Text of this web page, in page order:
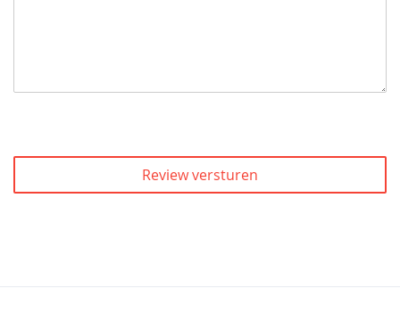
Review versturen